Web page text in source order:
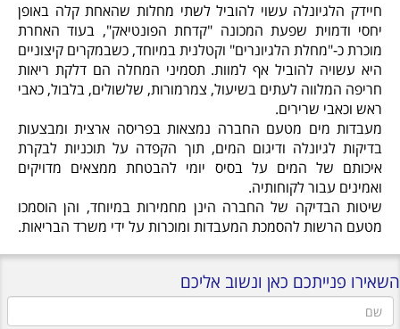
חיידק הלגיונלה עשוי להוביל לשתי מחלות שהאחת קלה באופן
יחסי ודמוית שפעת המכונה "קדחת הפונטיאק", בעוד האחרת
מוכרת כ-"מחלת הלגיונרים" וקטלנית במיוחד, כשבמקרים קיצוניים
היא עשויה להוביל אף למוות. תסמיני המחלה הם דלקת ריאות
חריפה המלווה לעתים בשיעול, צמרמורות, שלשולים, בלבול, כאבי
ראש וכאבי שרירים.
מעבדות מים מטעם החברה נמצאות בפריסה ארצית ומבצעות
בדיקות לגיונלה ודיגום המים, תוך הקפדה על תוכניות לבקרת
איכותם של המים על בסיס יומי להבטחת ממצאים מדויקים
ואמינים עבור לקוחותיה.
שיטות הבדיקה של החברה הינן מחמירות במיוחד, והן הוסמכו
מטעם הרשות להסמכת המעבדות ומוכרות על ידי משרד הבריאות.
השאירו פנייתכם כאן ונשוב אליכם
שם